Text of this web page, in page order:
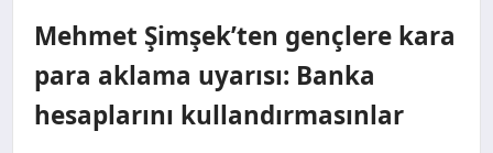
KÜLTÜR SANAT
Mehmet Şimşek’ten gençlere kara
para aklama uyarısı: Banka
hesaplarını kullandırmasınlar